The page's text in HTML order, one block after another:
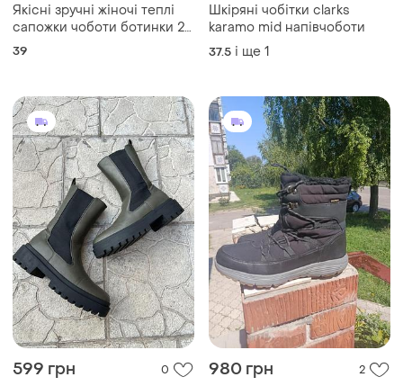
Якісні зручні жіночі теплі
сапожки чоботи ботинки 25
см 39 р
39
Шкіряні чобітки clarks
karamo mid напівчоботи
37.5 і ще 1
599 грн
0
980 грн 2